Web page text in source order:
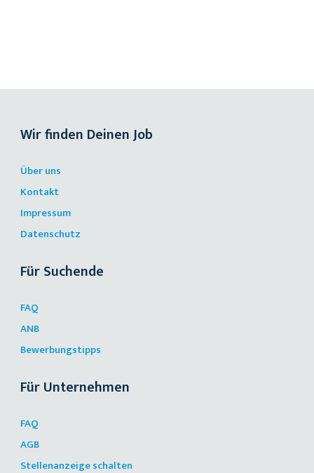
Wir finden Deinen Job
Über uns
Kontakt
Impressum
Datenschutz
Für Suchende
FAQ
ANB
Bewerbungstipps
Für Unternehmen
FAQ
AGB
Stellenanzeige schalten